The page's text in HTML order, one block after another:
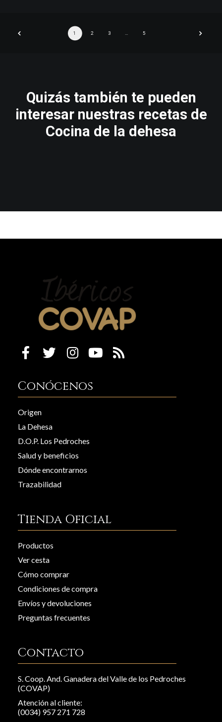
1 2 3 5
Quizás también te pueden
interesar nuestras recetas de
Cocina de la dehesa
Conócenos
Origen
La Dehesa
D.O.P. Los Pedroches
Salud y beneficios
Dónde encontrarnos
Trazabilidad
Tienda Oficial
Productos
Ver cesta
Cómo comprar
Condiciones de compra
Envíos y devoluciones
Preguntas frecuentes
Contacto
S. Coop. And. Ganadera del Valle de los Pedroches
(COVAP)
Atención al cliente:
(0034) 957 271 728